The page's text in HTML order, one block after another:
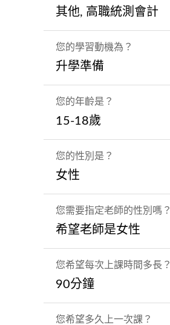
其他, 高職統測會計
您的學習動機為？
升學準備
您的年齡是？
15-18歲
您的性別是？
女性
您需要指定老師的性別嗎？
希望老師是女性
您希望每次上課時間多長？
90分鐘
您希望多久上一次課？